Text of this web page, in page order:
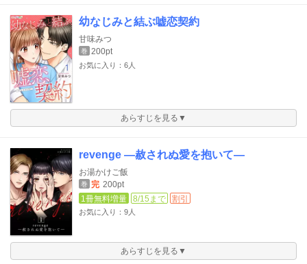
幼なじみと結ぶ嘘恋契約
甘味みつ
巻 200pt
お気に入り：6人
あらすじを見る▼
revenge ―赦されぬ愛を抱いて―
お湯かけご飯
巻 完 200pt
1冊無料増量
8/15まで 割引
お気に入り：9人
あらすじを見る▼